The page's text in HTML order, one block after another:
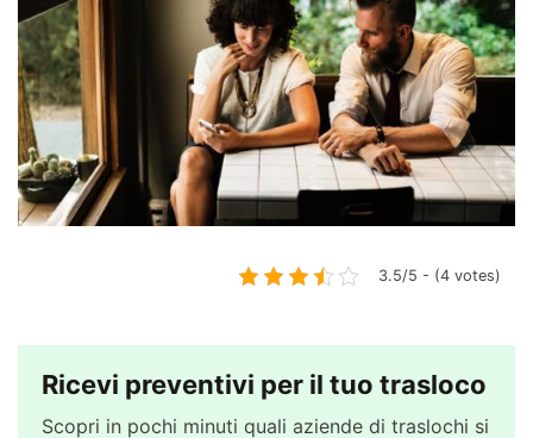
3.5/5 - (4 votes)
Ricevi preventivi per il tuo trasloco
Scopri in pochi minuti quali aziende di traslochi si